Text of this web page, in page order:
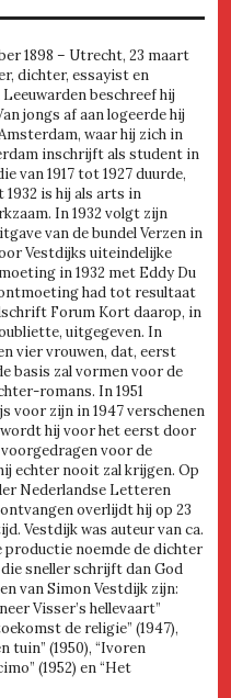
1898 – Utrecht, 23 maart
dichter, essayist en
beschreef hij
jongs af aan logeerde hij
waar hij zich in
inschrijft als student in
van 1917 tot 1927 duurde,
1932 is hij als arts in
In 1932 volgt zijn
van de bundel Verzen in
Vestdijks uiteindelijke
in 1932 met Eddy Du
had tot resultaat
Forum Kort daarop, in
uitgegeven. In
vier vrouwen, dat, eerst
basis zal vormen voor de
romans. In 1951
voor zijn in 1947 verschenen
hij voor het eerst door
voor de
echter nooit zal krijgen. Op
Nederlandse Letteren
overlijdt hij op 23
Vestdijk was auteur van ca.
productie noemde de dichter
sneller schrijft dan God
van Simon Vestdijk zijn:
Visser’s hellevaart”
de religie” (1947),
tuin” (1950), “Ivoren
(1952) en “Het